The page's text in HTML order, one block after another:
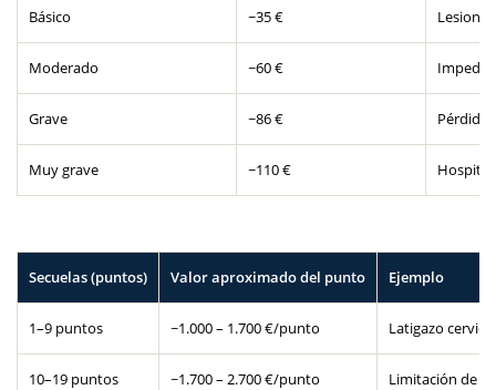
Básico ~35 €
Moderado ~60 €
Grave ~86 € Pérdida
Muy grave ~110 €
Secuelas (puntos) Valor aproximado del punto Ejemplo
1–9 puntos ~1.000 – 1.700 €/punto Latigazo
10–19 puntos ~1.700 – 2.700 €/punto Limitación de